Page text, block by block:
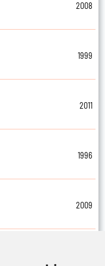
2008
1999
2011
1996
2009